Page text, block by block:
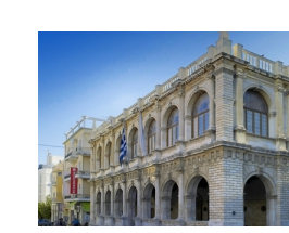
2011
2010
2006